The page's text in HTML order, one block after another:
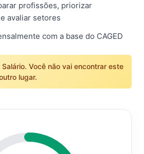
profissões, priorizar
avaliar setores
com a base do CAGED
Você não vai encontrar este
lugar.